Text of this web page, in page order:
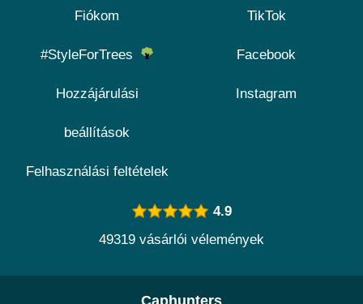
Fiókom
#StyleForTrees
Hozzájárulási
beállítások
Felhasználási feltételek
TikTok
Facebook
Instagram
4.9
49319 vásárlói vélemények